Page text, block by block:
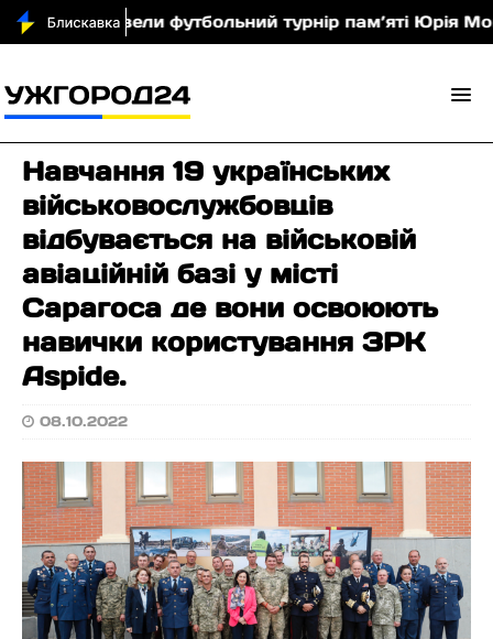
провели футбольний турнір пам’яті Юрія
Навчання 19 українських
військовослужбовців
відбувається на військовій
авіаційній базі у місті
Сарагоса де вони освоюють
навички користування ЗРК
Aspide.
08.10.2022